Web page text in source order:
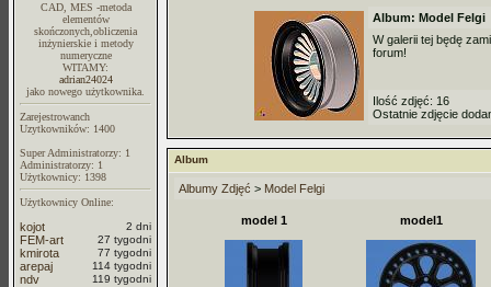
CAD, MES -metoda
elementów
skończonych,obliczenia
inżynierskie i metody
numeryczne
WITAMY:
adrian24024
jako nowego użytkownika.
Zarejestrowanch
Uzytkowników: 1400
Super Administratorzy: 1
Administratorzy: 1
Użytkownicy: 1398
Użytkownicy Online:
kojot 2 dni
FEM-art 27 tygodni
kmirota 77 tygodni
arepaj 114 tygodni
ndv 119 tygodni
Album: Model Felgi
W galerii tej będę
forum!
Ilość zdjęć: 16
Ostatnie zdjęcie
Album
Albumy Zdjęć > Model Felgi
model 1 model1